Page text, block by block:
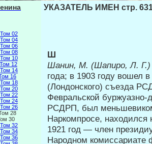
Том 02
Том 04
Том 06
Том 08
Том 10
Том 12
Том 14
16
Том 18
Том 20
Том 22
Том 24
Том 26
28
30
Том 32
Том 34
Том 36
УКАЗАТЕЛЬ ИМЕН стр.
Ш
Шанин, М. (Шапиро, Л.
года; в 1903 году во­шел
(Лондонского) съезда
Февральской буржуазно-
РСДРП, был
Наркомпросе, находился
1921 год — член
Народном